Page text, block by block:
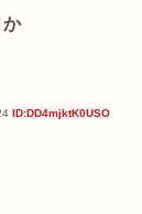
か
ID:DD4mjktK0USO